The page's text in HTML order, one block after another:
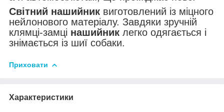
Світний нашийник виготовлений із міцного
нейлонового матеріалу. Завдяки зручній
клямці-замці нашийник легко одягається і
знімається із шиї собаки.
Приховати
Характеристики